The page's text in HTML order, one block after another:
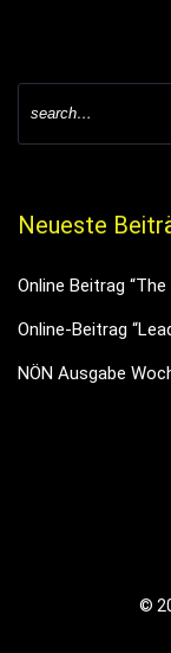
Neueste
Online Beitrag
Online-Beitrag
NÖN Ausgabe
©